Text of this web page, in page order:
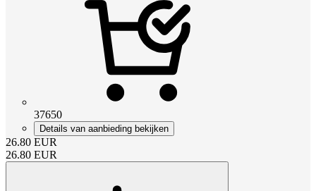
37650
Details van aanbieding bekijken
26.80 EUR
26.80 EUR